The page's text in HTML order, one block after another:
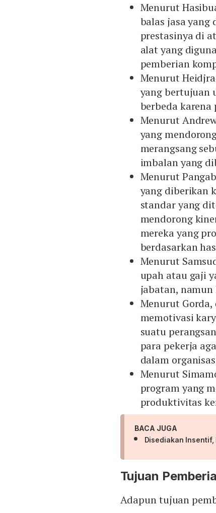
Menurut
balas jasa
prestasinya di
alat yang
pemberian
Menurut
yang bertujuan
berbeda karena
Menurut
yang
merangsang
imbalan yang
Menurut
yang diberikan
standar yang
mendorong
mereka yang
berdasarkan
Menurut
upah atau gaji
jabatan, namun
Menurut
memotivasi
suatu
para pekerja
dalam
Menurut
program yang
produktivitas
BACA JUGA
Disediakan
Tujuan
Adapun tujuan